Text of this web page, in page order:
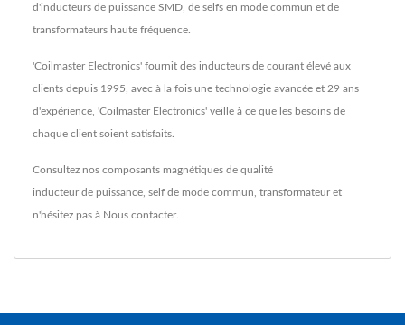
d'inducteurs de puissance SMD, de selfs en mode commun et de
transformateurs haute fréquence.
'Coilmaster Electronics' fournit des inducteurs de courant élevé aux
clients depuis 1995, avec à la fois une technologie avancée et 29 ans
d'expérience, 'Coilmaster Electronics' veille à ce que les besoins de
chaque client soient satisfaits.
Consultez nos composants magnétiques de qualité
inducteur de puissance self de mode commun transformateuret
n'hésitez pas à Nous contacter.